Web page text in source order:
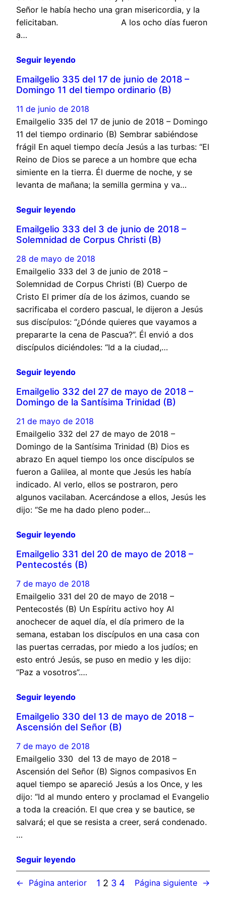
Señor le había hecho una gran misericordia, y la
felicitaban. A los ocho días fueron
a…
Seguir leyendo
Emailgelio 335 del 17 de junio de 2018 –
Domingo 11 del tiempo ordinario (B)
11 de junio de 2018
Emailgelio 335 del 17 de junio de 2018 – Domingo
11 del tiempo ordinario (B) Sembrar sabiéndose
frágil En aquel tiempo decía Jesús a las turbas: “El
Reino de Dios se parece a un hombre que echa
simiente en la tierra. Él duerme de noche, y se
levanta de mañana; la semilla germina y va…
Seguir leyendo
Emailgelio 333 del 3 de junio de 2018 –
Solemnidad de Corpus Christi (B)
28 de mayo de 2018
Emailgelio 333 del 3 de junio de 2018 –
Solemnidad de Corpus Christi (B) Cuerpo de
Cristo El primer día de los ázimos, cuando se
sacrificaba el cordero pascual, le dijeron a Jesús
sus discípulos: “¿Dónde quieres que vayamos a
prepararte la cena de Pascua?”. Él envió a dos
discípulos diciéndoles: “Id a la ciudad,…
Seguir leyendo
Emailgelio 332 del 27 de mayo de 2018 –
Domingo de la Santísima Trinidad (B)
21 de mayo de 2018
Emailgelio 332 del 27 de mayo de 2018 –
Domingo de la Santísima Trinidad (B) Dios es
abrazo En aquel tiempo los once discípulos se
fueron a Galilea, al monte que Jesús les había
indicado. Al verlo, ellos se postraron, pero
algunos vacilaban. Acercándose a ellos, Jesús les
dijo: “Se me ha dado pleno poder…
Seguir leyendo
Emailgelio 331 del 20 de mayo de 2018 –
Pentecostés (B)
7 de mayo de 2018
Emailgelio 331 del 20 de mayo de 2018 –
Pentecostés (B) Un Espíritu activo hoy Al
anochecer de aquel día, el día primero de la
semana, estaban los discípulos en una casa con
las puertas cerradas, por miedo a los judíos; en
esto entró Jesús, se puso en medio y les dijo:
“Paz a vosotros”.…
Seguir leyendo
Emailgelio 330 del 13 de mayo de 2018 –
Ascensión del Señor (B)
7 de mayo de 2018
Emailgelio 330 del 13 de mayo de 2018 –
Ascensión del Señor (B) Signos compasivos En
aquel tiempo se apareció Jesús a los Once, y les
dijo: “Id al mundo entero y proclamad el Evangelio
a toda la creación. El que crea y se bautice, se
salvará; el que se resista a creer, será condenado.
…
Seguir leyendo
← Página anterior 1 2 3 4 Página siguiente →